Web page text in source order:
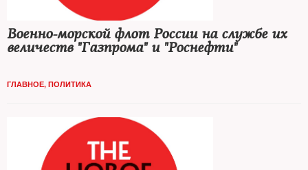
Военно-морской флот России на службе их
величеств "Газпрома" и "Роснефти"
ГЛАВНОЕ, ПОЛИТИКА